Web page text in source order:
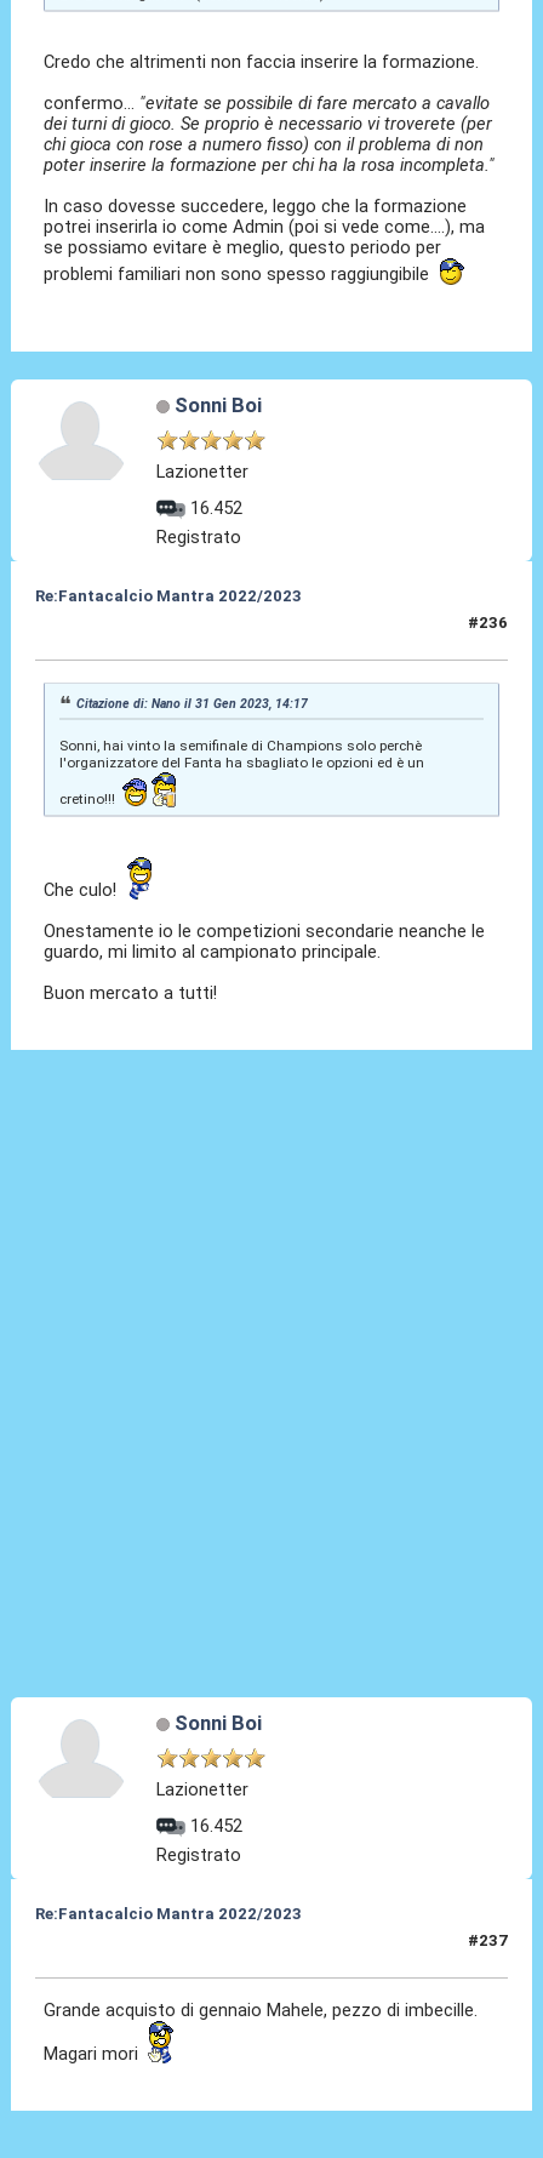
Credo che altrimenti non faccia inserire la formazione.
confermo... "evitate se possibile di fare mercato a cavallo
dei turni di gioco. Se proprio è necessario vi troverete (per
chi gioca con rose a numero fisso) con il problema di non
poter inserire la formazione per chi ha la rosa incompleta."
In caso dovesse succedere, leggo che la formazione
potrei inserirla io come Admin (poi si vede come....), ma
se possiamo evitare è meglio, questo periodo per
problemi familiari non sono spesso raggiungibile
Sonni Boi
Lazionetter
16.452
Registrato
Re:Fantacalcio Mantra 2022/2023
#236
Citazione di: Nano il 31 Gen 2023, 14:17
Sonni, hai vinto la semifinale di Champions solo perchè
l'organizzatore del Fanta ha sbagliato le opzioni ed è un
cretino!!!
Che culo!
Onestamente io le competizioni secondarie neanche le
guardo, mi limito al campionato principale.
Buon mercato a tutti!
Sonni Boi
Lazionetter
16.452
Registrato
Re:Fantacalcio Mantra 2022/2023
#237
Grande acquisto di gennaio Mahele, pezzo di imbecille.
Magari mori